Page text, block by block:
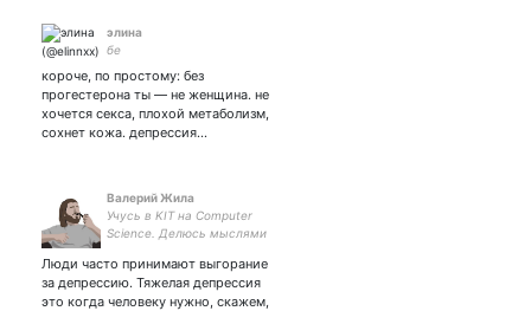
элина
бе
короче, по простому: без
прогестерона ты — не женщина. не
хочется секса, плохой метаболизм,
сохнет кожа. депрессия…
Валерий Жила
Учусь в KIT на Computer
Science. Делюсь мыслями
учебе. По вечерам травлю
дедовские приколы.
Люди часто принимают выгорание
за депрессию. Тяжелая депрессия
это когда человеку нужно, скажем,